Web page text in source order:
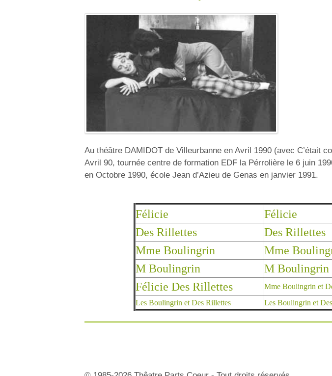
Au théâtre DAMIDOT de Villeurbanne en Avril 1990 (avec C’était
Avril 90, tournée centre de formation EDF la Pérrolière le 6 juin
en Octobre 1990, école Jean d’Azieu de Genas en janvier 1991.
Félicie Félicie
Des Rillettes
Des Rillettes
Mme Boulingrin
Mme
M Boulingrin
M Boulingrin
Félicie Des Rillettes
Mme Boulingrin et
Les Boulingrin et Des Rillettes
Les Boulingrin et